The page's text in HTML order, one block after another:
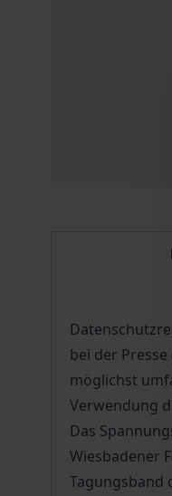
bei der
möglichst
Verwendung
Das
Wiesbadener
Tagungsband